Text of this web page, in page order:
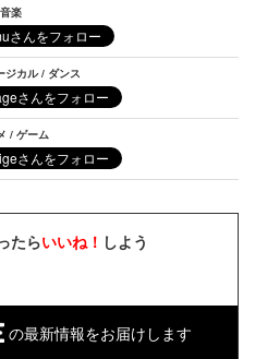
音楽
ジカル / ダンス
/ ゲーム
たらいいね！ しよう
の最新情報をお届けします